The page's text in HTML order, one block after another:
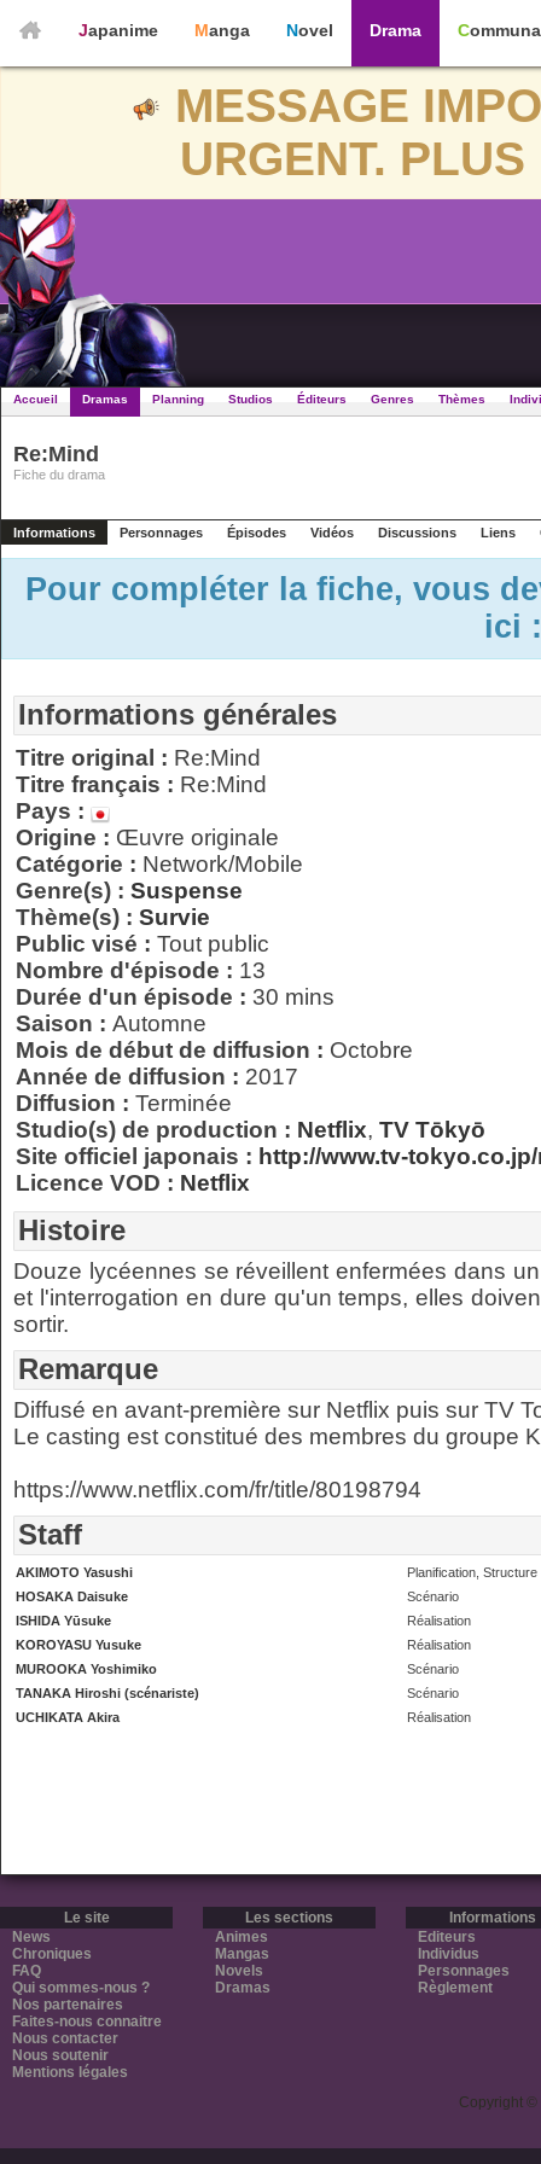
Japanime Manga Novel Drama
MESSAGE
URGENT.
Accueil Dramas Planning Studios Éditeurs Genres Thèmes
Re:Mind
Fiche du drama
Informations Personnages Épisodes Vidéos Discussions Liens
Pour compléter la fiche, vous
ici
Informations générales
Titre original : Re:Mind
Titre français : Re:Mind
Pays :
Origine : Œuvre originale
Catégorie : Network/Mobile
Genre(s) : Suspense
Thème(s) : Survie
Public visé : Tout public
Nombre d'épisode : 13
Durée d'un épisode : 30 mins
Saison : Automne
Mois de début de diffusion : Octobre
Année de diffusion : 2017
Diffusion : Terminée
Studio(s) de production : Netflix, TV Tōkyō
Site officiel japonais : http://www.tv-
Licence VOD : Netflix
Histoire
Douze lycéennes se réveillent enfermées dans
et l'interrogation en dure qu'un temps, elles
sortir.
Remarque
Diffusé en avant-première sur Netflix puis sur TV
Le casting est constitué des membres du groupe
https://www.netflix.com/fr/title/80198794
Staff
AKIMOTO Yasushi
Planification,
HOSAKA Daisuke
Scénario
ISHIDA Yūsuke
Réalisation
KOROYASU Yusuke
Réalisation
MUROOKA Yoshimiko
Scénario
TANAKA Hiroshi (scénariste)
Scénario
UCHIKATA Akira
Réalisation
Le site
News
Chroniques
FAQ
Qui sommes-nous ?
Nos partenaires
Faites-nous connaitre
Nous contacter
Nous soutenir
Mentions légales
Les sections
Animes
Mangas
Novels
Dramas
Informations
Editeurs
Individus
Personnages
Règlement
Copyright ©